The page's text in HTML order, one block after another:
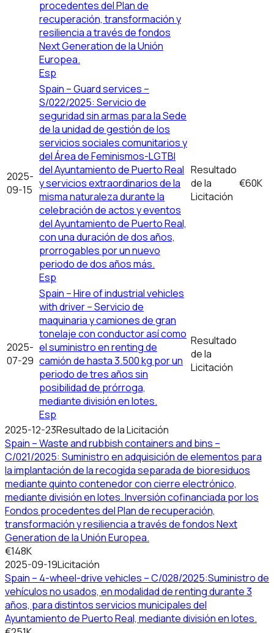
procedentes del Plan de
recuperación, transformación y
resiliencia a través de fondos
Next Generation de la Unión
Europea.
Esp
2025-
09-15
Spain – Guard services –
S/022/2025: Servicio de
seguridad sin armas para la Sede
de la unidad de gestión de los
servicios sociales comunitarios y
del Área de Feminismos-LGTBI
del Ayuntamiento de Puerto Real
y servicios extraordinarios de la
misma naturaleza durante la
celebración de actos y eventos
del Ayuntamiento de Puerto Real,
con una duración de dos años,
prorrogables por un nuevo
periodo de dos años más.
Esp
Resultado
de la
Licitación
€60K
2025-
07-29
Spain – Hire of industrial vehicles
with driver – Servicio de
maquinaria y camiones de gran
tonelaje con conductor así como
el suministro en renting de
camión de hasta 3.500 kg por un
periodo de tres años sin
posibilidad de prórroga,
mediante división en lotes.
Esp
Resultado
de la
Licitación
2025-12-23Resultado de la Licitación
Spain – Waste and rubbish containers and bins –
C/021/2025: Suministro en adquisición de elementos para
la implantación de la recogida separada de bioresiduos
mediante quinto contenedor con cierre electrónico,
mediante división en lotes. Inversión cofinanciada por los
Fondos procedentes del Plan de recuperación,
transformación y resiliencia a través de fondos Next
Generation de la Unión Europea.
€148K
2025-09-19Licitación
Spain – 4-wheel-drive vehicles – C/028/2025:Suministro de
vehículos no usados, en modalidad de renting durante 3
años, para distintos servicios municipales del
Ayuntamiento de Puerto Real, mediante división en lotes.